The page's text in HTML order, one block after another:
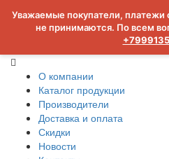
Уважаемые покупатели, платежи
не принимаются. По всем
О компании
Каталог продукции
Производители
Доставка и оплата
Скидки
Новости